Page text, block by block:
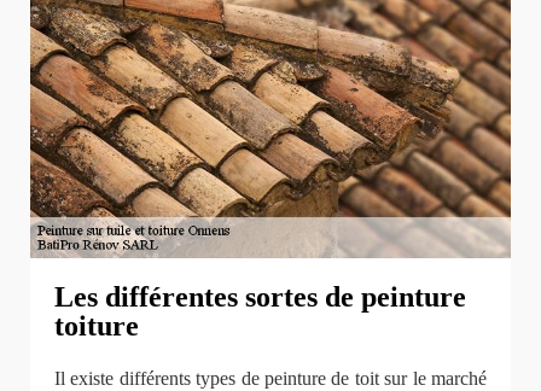
Les différentes sortes de peinture
toiture
Il existe différents types de peinture de toit sur le marché